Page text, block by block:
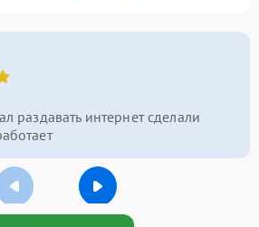
раздавать интернет сделали